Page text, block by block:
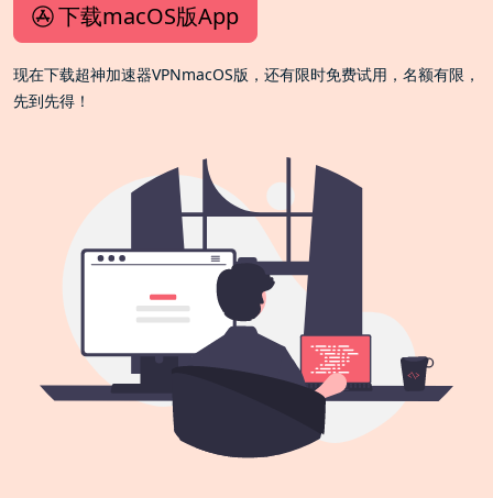
下载macOS版App
现在下载超神加速器VPNmacOS版，还有限时免费试用，名额有限，
先到先得！